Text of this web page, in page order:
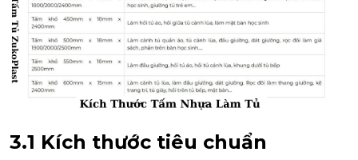
3.1 Kích thước tiêu chuẩn